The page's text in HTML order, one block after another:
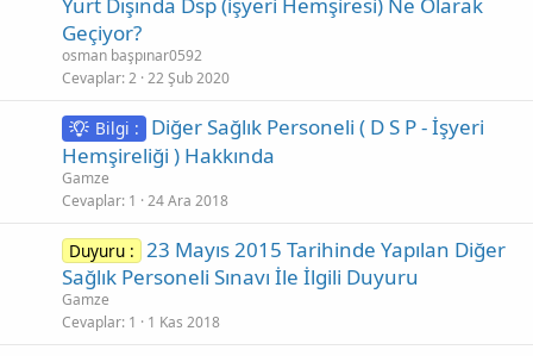
Geçiyor?
osman başpınar0592
Cevaplar 2 22 Şub 2020
Bilgi :
Diğer Sağlık Personeli ( D S P - İşyeri
Hemşireliği ) Hakkında
Gamze
Cevaplar 1 24 Ara 2018
Duyuru : 23 Mayıs 2015 Tarihinde Yapılan Diğer
Sağlık Personeli Sınavı İle İlgili Duyuru
Gamze
Cevaplar 1 1 Kas 2018